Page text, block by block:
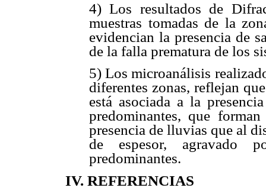
4) Los resultados de
muestras tomadas de la
evidencian la presencia de
de la falla prematura de los
5) Los microanálisis
diferentes zonas, reflejan
está asociada a la
predominantes, que
presencia de lluvias que al
de espesor, agravado
predominantes.
IV. REFERENCIAS